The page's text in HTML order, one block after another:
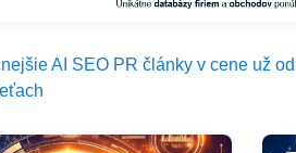
AI SEO PR články v cene už